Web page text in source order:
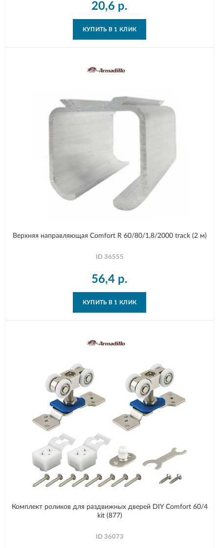
20,6 р.
КУПИТЬ В 1 КЛИК
Верхняя направляющая Comfort R 60/80/1,8/2000 track (2 м)
ID 36555
56,4 р.
КУПИТЬ В 1 КЛИК
Комплект роликов для раздвижных дверей DIY Comfort 60/4
kit (877)
ID 36073